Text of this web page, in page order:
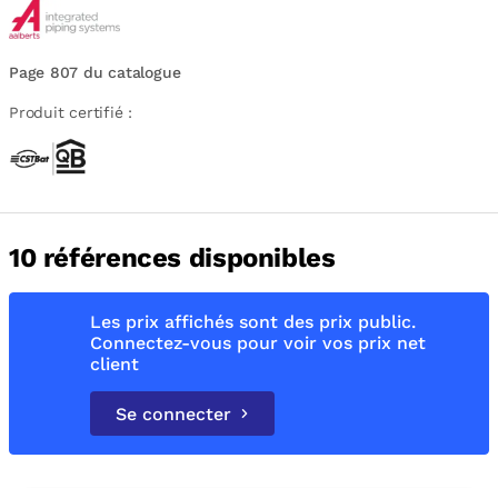
Page 807 du catalogue
Produit certifié :
10 références disponibles
Les prix affichés sont des prix public.
Connectez-vous pour voir vos prix net
client
Se connecter